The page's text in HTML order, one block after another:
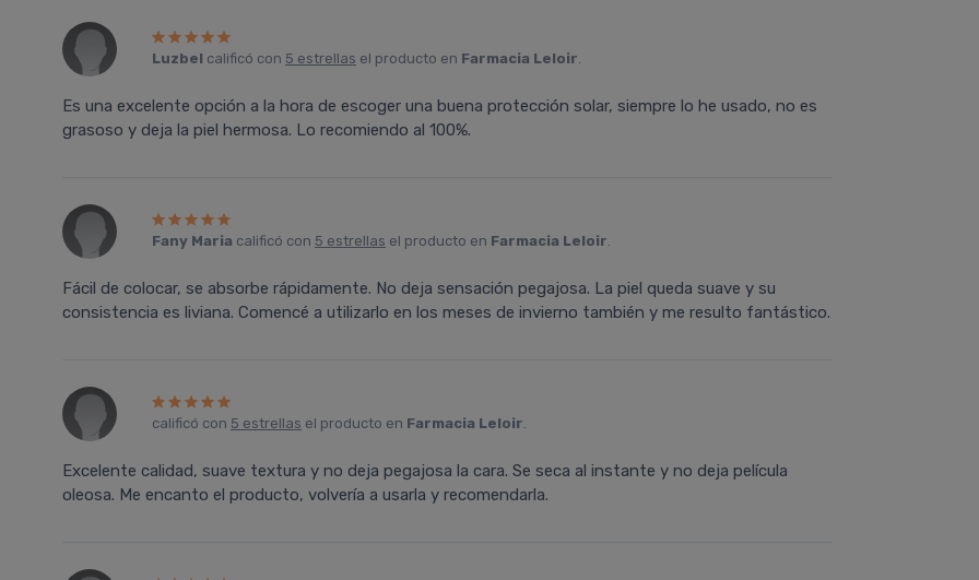
Luzbel calificó con 5 estrellas el producto en Farmacia Leloir.
Es una excelente opción a la hora de escoger una buena protección solar, siempre lo he usado, no es
grasoso y deja la piel hermosa. Lo recomiendo al 100%.
Fany Maria calificó con 5 estrellas el producto en Farmacia Leloir.
Fácil de colocar, se absorbe rápidamente. No deja sensación pegajosa. La piel queda suave y su
consistencia es liviana. Comencé a utilizarlo en los meses de invierno también y me resulto fantástico.
calificó con 5 estrellas el producto en Farmacia Leloir.
Excelente calidad, suave textura y no deja pegajosa la cara. Se seca al instante y no deja película
oleosa. Me encanto el producto, volvería a usarla y recomendarla.